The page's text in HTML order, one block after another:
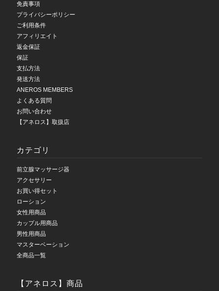
免責事項
プライバシーポリシー
ご利用条件
アフィリエイト
返金保証
保証
支払方法
発送方法
ANEROS MEMBERS
よくある質問
お問い合わせ
【アネロス】取扱店
カテゴリ
前立腺マッサージ器
アクセサリー
お買い得セット
ローション
女性用商品
カップル用商品
男性用商品
マスターベーション
全商品一覧
【アネロス】商品